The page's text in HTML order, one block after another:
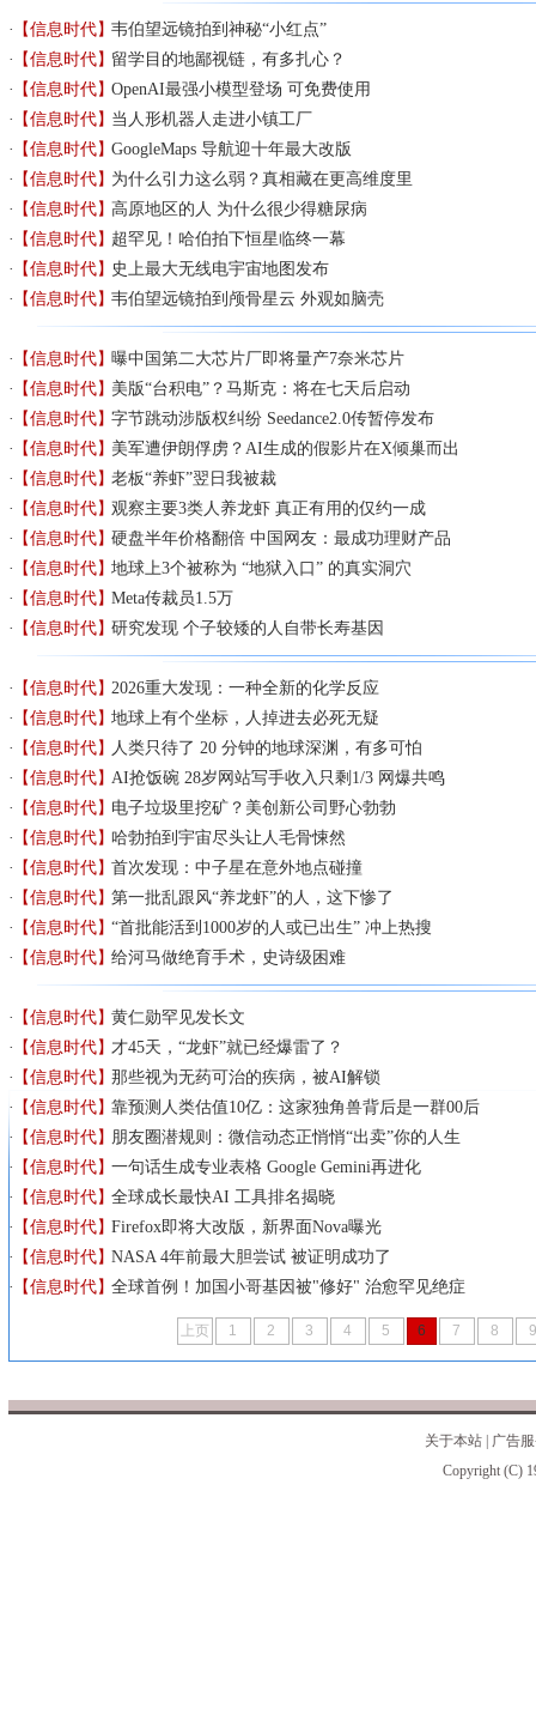
【信息时代】韦伯望远镜拍到神秘“小红点”
【信息时代】留学目的地鄙视链，有多扎心？
【信息时代】OpenAI最强小模型登场 可免费使用
【信息时代】当人形机器人走进小镇工厂
【信息时代】GoogleMaps 导航迎十年最大改版
【信息时代】为什么引力这么弱？真相藏在更高维度里
【信息时代】高原地区的人 为什么很少得糖尿病
【信息时代】超罕见！哈伯拍下恒星临终一幕
【信息时代】 史上最大无线电宇宙地图发布
【信息时代】韦伯望远镜拍到颅骨星云 外观如脑壳
【信息时代】曝中国第二大芯片厂即将量产7奈米芯片
【信息时代】美版“台积电”？马斯克：将在七天后启动
【信息时代】字节跳动涉版权纠纷 Seedance2.0传暂停发布
【信息时代】美军遭伊朗俘虏？AI生成的假影片在X倾巢而出
【信息时代】老板“养虾”翌日我被裁
【信息时代】观察主要3类人养龙虾 真正有用的仅约一成
【信息时代】硬盘半年价格翻倍 中国网友：最成功理财产品
【信息时代】地球上3个被称为 “地狱入口” 的真实洞穴
【信息时代】Meta传裁员1.5万
【信息时代】研究发现 个子较矮的人自带长寿基因
【信息时代】2026重大发现：一种全新的化学反应
【信息时代】地球上有个坐标，人掉进去必死无疑
【信息时代】 人类只待了 20 分钟的地球深渊，有多可怕
【信息时代】AI抢饭碗 28岁网站写手收入只剩1/3 网爆共鸣
【信息时代】电子垃圾里挖矿？美创新公司野心勃勃
【信息时代】哈勃拍到宇宙尽头让人毛骨悚然
【信息时代】首次发现：中子星在意外地点碰撞
【信息时代】第一批乱跟风“养龙虾”的人，这下惨了
【信息时代】“首批能活到1000岁的人或已出生” 冲上热搜
【信息时代】给河马做绝育手术，史诗级困难
【信息时代】黄仁勋罕见发长文
【信息时代】才45天，“龙虾”就已经爆雷了？
【信息时代】那些视为无药可治的疾病，被AI解锁
【信息时代】靠预测人类估值10亿：这家独角兽背后是一群00后
【信息时代】朋友圈潜规则：微信动态正悄悄“出卖”你的人生
【信息时代】一句话生成专业表格 Google Gemini再进化
【信息时代】全球成长最快AI 工具排名揭晓
【信息时代】Firefox即将大改版，新界面Nova曝光
【信息时代】NASA 4年前最大胆尝试 被证明成功了
【信息时代】全球首例！加国小哥基因被"修好" 治愈罕见绝症
上页 1 2 3 4 5 6 7 8 9
关于本站
广告
Copyright (C)